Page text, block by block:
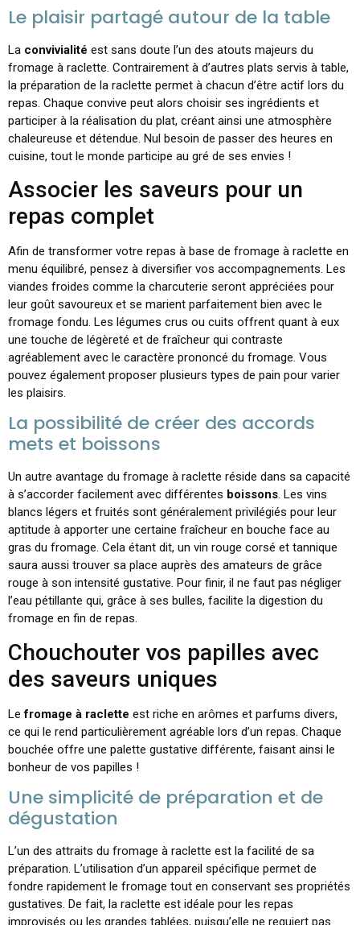
Le plaisir partagé autour de la table
La convivialité est sans doute l’un des atouts majeurs du
fromage à raclette. Contrairement à d’autres plats servis à table,
la préparation de la raclette permet à chacun d’être actif lors du
repas. Chaque convive peut alors choisir ses ingrédients et
participer à la réalisation du plat, créant ainsi une atmosphère
chaleureuse et détendue. Nul besoin de passer des heures en
cuisine, tout le monde participe au gré de ses envies !
Associer les saveurs pour un
repas complet
Afin de transformer votre repas à base de fromage à raclette en
menu équilibré, pensez à diversifier vos accompagnements. Les
viandes froides comme la charcuterie seront appréciées pour
leur goût savoureux et se marient parfaitement bien avec le
fromage fondu. Les légumes crus ou cuits offrent quant à eux
une touche de légèreté et de fraîcheur qui contraste
agréablement avec le caractère prononcé du fromage. Vous
pouvez également proposer plusieurs types de pain pour varier
les plaisirs.
La possibilité de créer des accords
mets et boissons
Un autre avantage du fromage à raclette réside dans sa capacité
à s’accorder facilement avec différentes boissons. Les vins
blancs légers et fruités sont généralement privilégiés pour leur
aptitude à apporter une certaine fraîcheur en bouche face au
gras du fromage. Cela étant dit, un vin rouge corsé et tannique
saura aussi trouver sa place auprès des amateurs de grâce
rouge à son intensité gustative. Pour finir, il ne faut pas négliger
l’eau pétillante qui, grâce à ses bulles, facilite la digestion du
fromage en fin de repas.
Chouchouter vos papilles avec
des saveurs uniques
Lefromage à raclette est riche en arômes et parfums divers,
ce qui le rend particulièrement agréable lors d’un repas. Chaque
bouchée offre une palette gustative différente, faisant ainsi le
bonheur de vos papilles !
Une simplicité de préparation et de
dégustation
L’un des attraits du fromage à raclette est la facilité de sa
préparation. L’utilisation d’un appareil spécifique permet de
fondre rapidement le fromage tout en conservant ses propriétés
gustatives. De fait, la raclette est idéale pour les repas
improvisés ou les grandes tablées, puisqu’elle ne requiert pas